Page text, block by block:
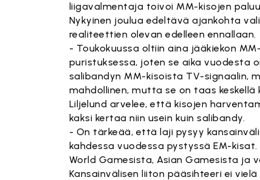
liigavalmentaja toivoi MM-kisojen
Nykyinen joulua edeltävä ajankohta
realiteettien olevan edelleen ennallaan.
- Toukokuussa oltiin aina jääkiekon
puristuksessa, joten se aika vuodesta
salibandyn MM-kisoista TV-signaalin,
mahdollinen, mutta se on taas keskellä
Liljelund arvelee, että kisojen
kaksi kertaa niin usein kuin salibandy.
- On tärkeää, että laji pysyy
kahdessa vuodessa pystyssä EM-
World Gamesista, Asian Gamesista
Kansainvälisen liiton pääsihteeri ei